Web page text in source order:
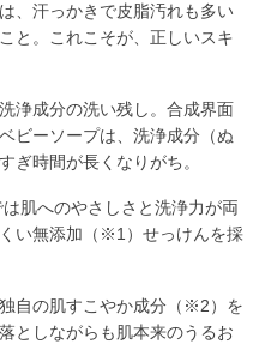
、汗っかきで皮脂汚れも多い
と。これこそが、正しいスキ
浄成分の洗い残し。合成界面
ビーソープは、洗浄成分（ぬ
ぎ時間が長くなりがち。
肌へのやさしさと洗浄力が両
い無添加（※1）せっけんを採
自の肌すこやか成分（※2）を
としながらも肌本来のうるお